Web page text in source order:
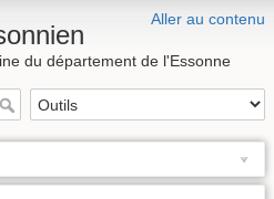
Aller au contenu
du département de l'Essonne